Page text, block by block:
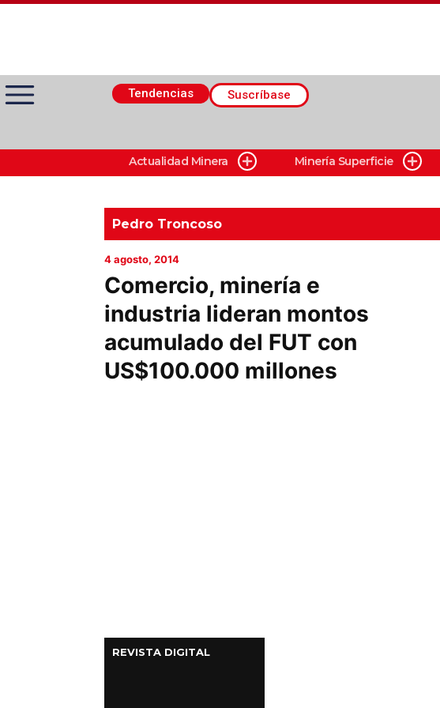
Tendencias Suscríbase
Actualidad Minera
Minería Superficie
Minerí­a Subterránea
Columnas de Opinión
Actualidad Minera Minería Superficie
Pedro Troncoso
4 agosto, 2014
Comercio, minería e
industria lideran montos
acumulado del FUT con
US$100.000 millones
REVISTA DIGITAL